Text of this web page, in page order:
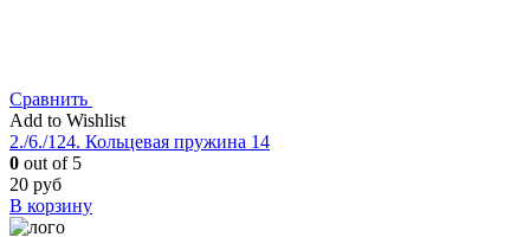
Сравнить
Add to Wishlist
2./6./124. Кольцевая пружина 14
0 out of 5
20 руб
В корзину